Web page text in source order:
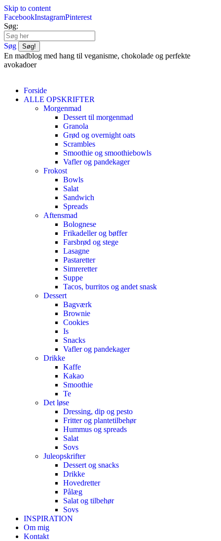
Skip to content
FacebookInstagramPinterest
Søg:
Søg
En madblog med hang til veganisme, chokolade og perfekte
avokadoer
Forside
ALLE OPSKRIFTER
Morgenmad
Dessert til morgenmad
Granola
Grød og overnight oats
Scrambles
Smoothie og smoothiebowls
Vafler og pandekager
Frokost
Bowls
Salat
Sandwich
Spreads
Aftensmad
Bolognese
Frikadeller og bøffer
Farsbrød og stege
Lasagne
Pastaretter
Simreretter
Suppe
Tacos, burritos og andet snask
Dessert
Bagværk
Brownie
Cookies
Is
Snacks
Vafler og pandekager
Drikke
Kaffe
Kakao
Smoothie
Te
Det løse
Dressing, dip og pesto
Fritter og plantetilbehør
Hummus og spreads
Salat
Sovs
Juleopskrifter
Dessert og snacks
Drikke
Hovedretter
Pålæg
Salat og tilbehør
Sovs
INSPIRATION
Om mig
Kontakt